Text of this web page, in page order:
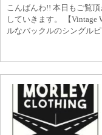
こんばんわ!! 本日もご覧
していきます。 【Vintage
ルなバックルのシングル